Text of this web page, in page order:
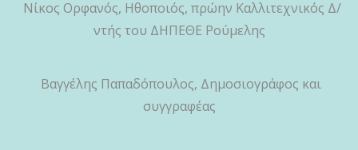
Νίκος Ορφανός, Hθοποιός, πρώην Καλλιτεχνικός Δ/
ντής του ΔΗΠΕΘΕ Ρούμελης
Βαγγέλης Παπαδόπουλος, Δημοσιογράφος και
συγγραφέας